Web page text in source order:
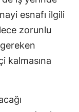
esnafı ilgili
zorunlu
kalmasına